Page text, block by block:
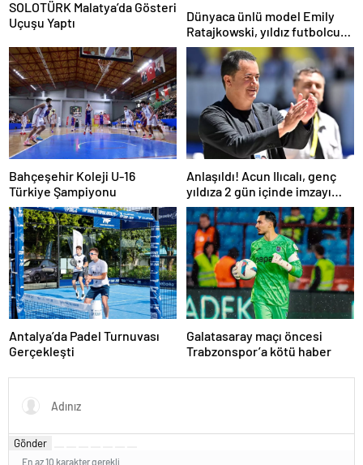
SOLOTÜRK Malatya’da Gösteri
Uçuşu Yaptı
Dünyaca ünlü model Emily
Ratajkowski, yıldız futbolcuya
hayranlığını ilan etti
Bahçeşehir Koleji U-16
Türkiye Şampiyonu
Anlaşıldı! Acun Ilıcalı, genç
yıldıza 2 gün içinde imzayı
attırıyor
Antalya’da Padel Turnuvası
Gerçekleşti
Galatasaray maçı öncesi
Trabzonspor’a kötü haber
Gönder
En az 10 karakter gerekli